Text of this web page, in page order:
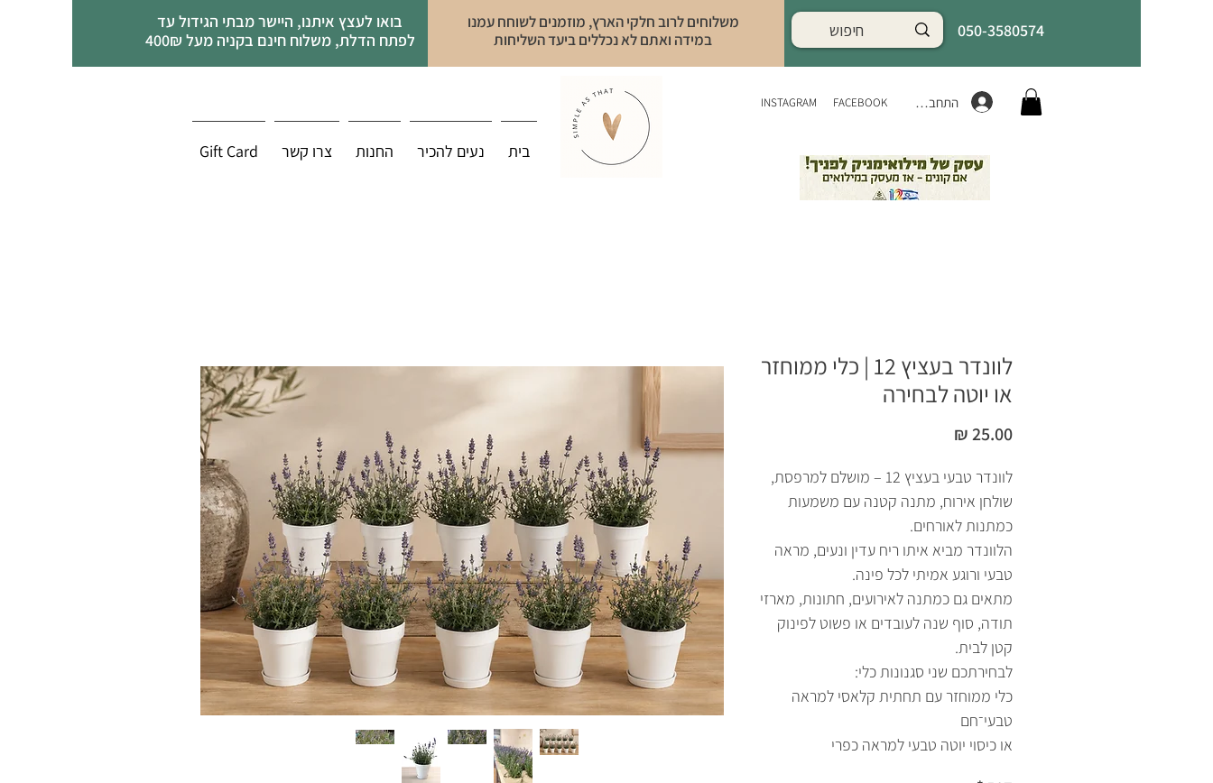
בואו לעצץ איתנו, היישר מבתי הגידול עד
לפתח הדלת, משלוח חינם בקניה מעל 400₪
משלוחים לרוב חלקי הארץ, מוזמנים לשוחח עמנו
במידה ואתם לא נכללים ביעד השליחות
050-3580574
בית נעים להכיר החנות צרו קשר Gift Card
INSTAGRAM FACEBOOK התחברות
לוונדר בעציץ 12 | כלי ממוחזר
או יוטה לבחירה
לוונדר טבעי בעציץ 12 – מושלם למרפסת,
שולחן אירוח, מתנה קטנה עם משמעות
כמתנות לאורחים.
הלוונדר מביא איתו ריח עדין ונעים, מראה
טבעי ורוגע אמיתי לכל פינה.
מתאים גם כמתנה לאירועים, חתונות, מארזי
תודה, סוף שנה לעובדים או פשוט לפינוק
קטן לבית.
לבחירתכם שני סגנונות כלי:
כלי ממוחזר עם תחתית קלאסי למראה
טבעי־חם
או כיסוי יוטה טבעי למראה כפרי